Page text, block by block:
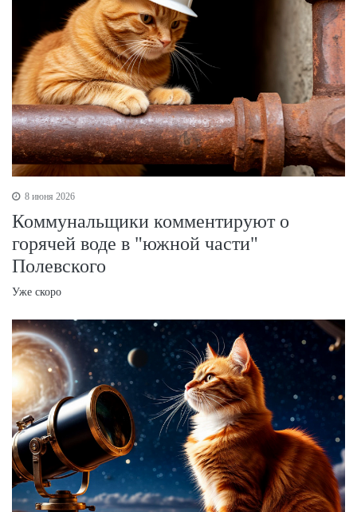
8 июня 2026
Коммунальщики комментируют о
горячей воде в "южной части"
Полевского
Уже скоро